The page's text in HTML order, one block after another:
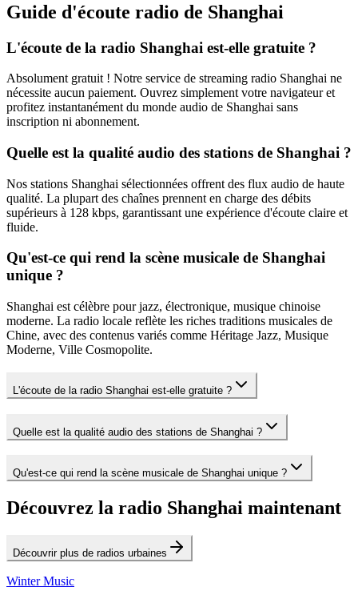
Guide d'écoute radio de Shanghai
L'écoute de la radio Shanghai est-elle gratuite ?
Absolument gratuit ! Notre service de streaming radio Shanghai ne
nécessite aucun paiement. Ouvrez simplement votre navigateur et
profitez instantanément du monde audio de Shanghai sans
inscription ni abonnement.
Quelle est la qualité audio des stations de Shanghai ?
Nos stations Shanghai sélectionnées offrent des flux audio de haute
qualité. La plupart des chaînes prennent en charge des débits
supérieurs à 128 kbps, garantissant une expérience d'écoute claire et
fluide.
Qu'est-ce qui rend la scène musicale de Shanghai
unique ?
Shanghai est célèbre pour jazz, électronique, musique chinoise
moderne. La radio locale reflète les riches traditions musicales de
Chine, avec des contenus variés comme Héritage Jazz, Musique
Moderne, Ville Cosmopolite.
L'écoute de la radio Shanghai est-elle gratuite ?
Quelle est la qualité audio des stations de Shanghai ?
Qu'est-ce qui rend la scène musicale de Shanghai unique ?
Découvrez la radio Shanghai maintenant
Découvrir plus de radios urbaines
Winter Music